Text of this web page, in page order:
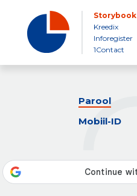
Storybook
Kreedix
Inforegister
1Contact
Parool
Mobiil-ID